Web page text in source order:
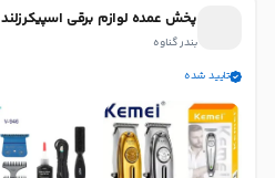
پخش عمده لوازم برقی اسپیکرزلند
بندر گناوه
تایید شده